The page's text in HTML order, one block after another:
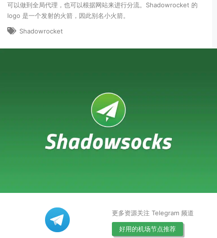
可以做到全局代理，也可以根据网站来进行分流。Shadowrocket 的
logo 是一个发射的火箭，因此别名小火箭。
Shadowrocket
更多资源关注 Telegram 频道
好用的机场节点推荐